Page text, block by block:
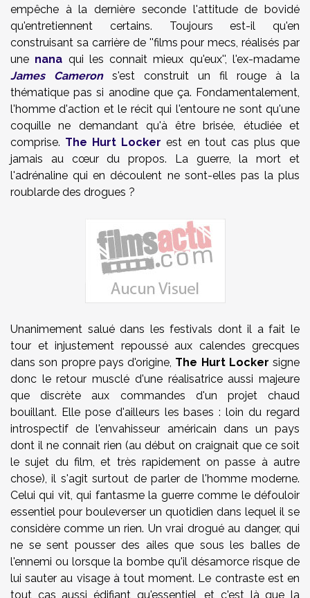
empêche à la dernière seconde l'attitude de bovidé
qu'entretiennent certains. Toujours est-il qu'en
construisant sa carrière de ''films pour mecs, réalisés par
une nana qui les connait mieux qu'eux'', l'ex-madame
James Camerons'est construit un fil rouge à la
thématique pas si anodine que ça. Fondamentalement,
l'homme d'action et le récit qui l'entoure ne sont qu'une
coquille ne demandant qu'à être brisée, étudiée et
comprise. The Hurt Locker est en tout cas plus que
jamais au cœur du propos. La guerre, la mort et
l'adrénaline qui en découlent ne sont-elles pas la plus
roublarde des drogues ?
Unanimement salué dans les festivals dont il a fait le
tour et injustement repoussé aux calendes grecques
dans son propre pays d'origine, The Hurt Locker signe
donc le retour musclé d'une réalisatrice aussi majeure
que discrète aux commandes d'un projet chaud
bouillant. Elle pose d'ailleurs les bases : loin du regard
introspectif de l'envahisseur américain dans un pays
dont il ne connait rien (au début on craignait que ce soit
le sujet du film, et très rapidement on passe à autre
chose), il s'agit surtout de parler de l'homme moderne.
Celui qui vit, qui fantasme la guerre comme le défouloir
essentiel pour bouleverser un quotidien dans lequel il se
considère comme un rien. Un vrai drogué au danger, qui
ne se sent pousser des ailes que sous les balles de
l'ennemi ou lorsque la bombe qu'il désamorce risque de
lui sauter au visage à tout moment. Le contraste est en
tout cas aussi édifiant qu'essentiel, et c'est là que la